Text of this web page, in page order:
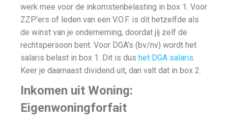
werk mee voor de inkomstenbelasting in box 1. Voor
ZZP’ers of leden van een V.O.F. is dit hetzelfde als
de winst van je onderneming, doordat jij zelf de
rechtspersoon bent. Voor DGA’s (bv/nv) wordt het
salaris belast in box 1. Dit is dus het DGA salaris.
Keer je daarnaast dividend uit, dan valt dat in box 2.
Inkomen uit Woning:
Eigenwoningforfait